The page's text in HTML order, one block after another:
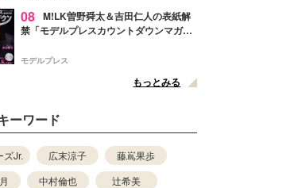
08 M!LK曽野舜太＆吉田仁人の表紙解
禁「モデルプレスカウントダウンマガジ
モデルプレス
もっとみる
ーワード
ズJr. 広末涼子
藤嶌果歩
中村倫也 辻希美